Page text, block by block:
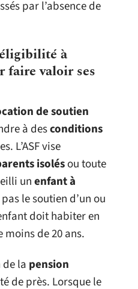
par l’absence de
à
faire valoir ses
de soutien
à desconditions
L’ASF vise
isolésou toute
unenfant à
le soutien d’un ou
doit habiter en
moins de 20 ans.
de la pension
de près. Lorsque le